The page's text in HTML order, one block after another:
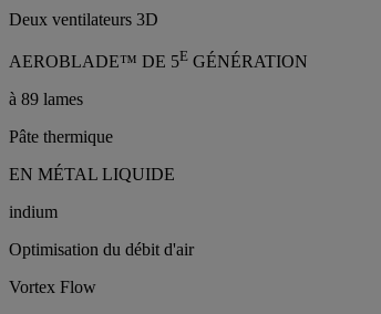
Deux ventilateurs 3D
AEROBLADE™ DE 5E GÉNÉRATION
à 89 lames
Pâte thermique
EN MÉTAL LIQUIDE
indium
Optimisation du débit d'air
Vortex Flow